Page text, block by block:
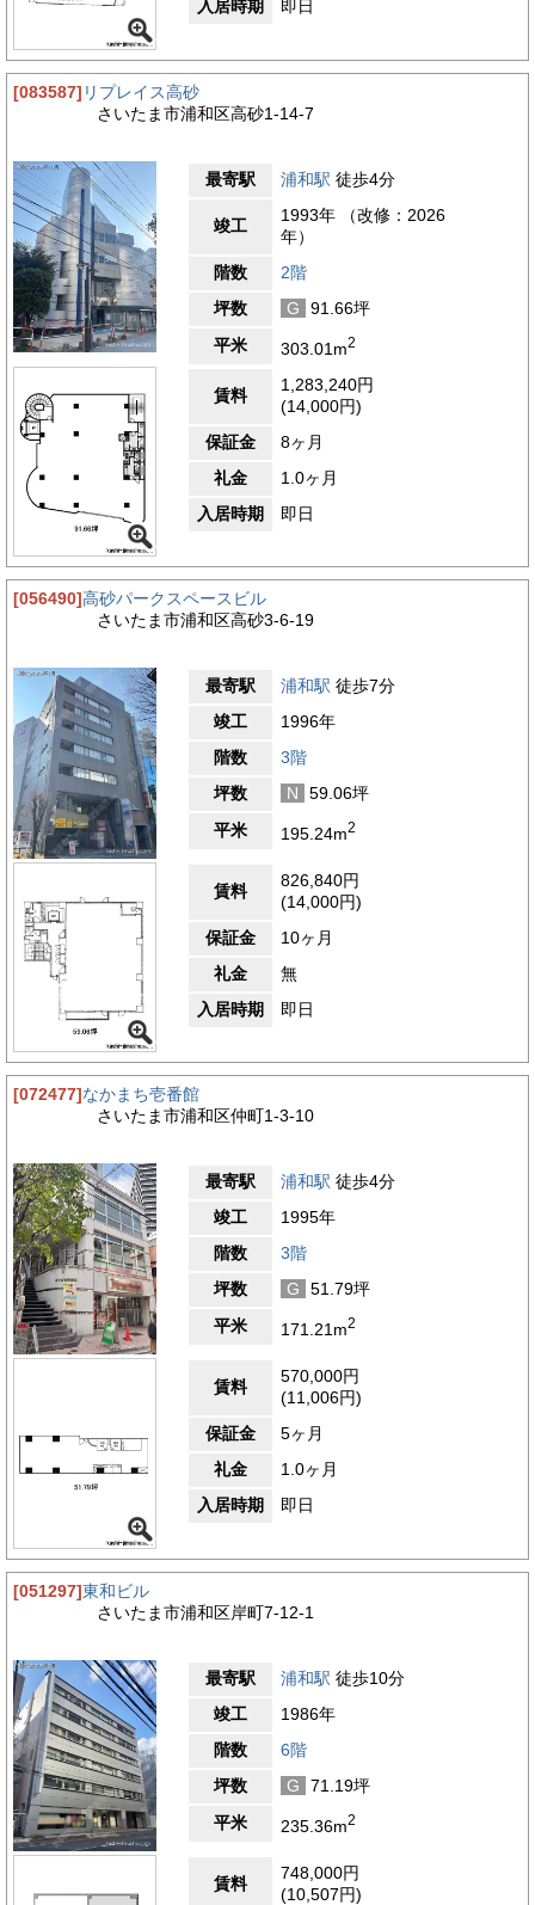
入居時期 即日
[083587] リプレイス高砂
さいたま市浦和区高砂1-14-7
最寄駅 浦和駅 徒歩4分
竣工
1993年 （改修：2026
年）
階数
2階
坪数
G
91.66坪
平米
303.01m2
賃料
1,283,240円
(14,000円)
保証金
8ヶ月
礼金
1.0ヶ月
入居時期
即日
[056490]高砂パークスペースビル
さいたま市浦和区高砂3-6-19
最寄駅 浦和駅 徒歩7分
竣工
1996年
階数
3階
坪数
N
59.06坪
平米
195.24m2
賃料
826,840円
(14,000円)
保証金
10ヶ月
礼金
無
入居時期
即日
[072477]なかまち壱番館
さいたま市浦和区仲町1-3-10
最寄駅 浦和駅 徒歩4分
竣工
1995年
階数
3階
坪数
G
51.79坪
平米
171.21m2
賃料
570,000円
(11,006円)
保証金
5ヶ月
礼金
1.0ヶ月
入居時期
即日
[051297]東和ビル
さいたま市浦和区岸町7-12-1
最寄駅 浦和駅 徒歩10分
竣工
1986年
階数
6階
坪数
G
71.19坪
平米
235.36m2
賃料
748,000円
(10,507円)